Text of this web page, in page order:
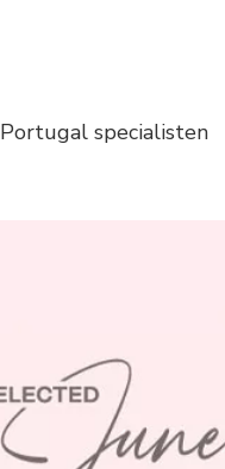
Portugal specialisten